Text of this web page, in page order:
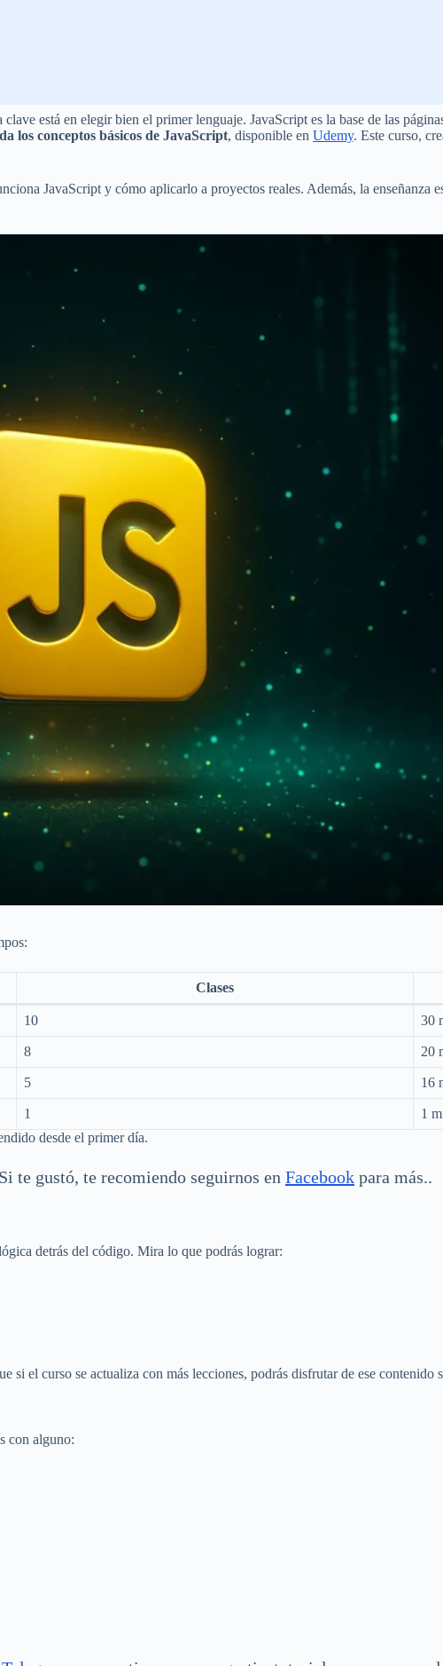
está en elegir bien el primer lenguaje. JavaScript es la base de las
los conceptos básicos de JavaScript, disponible en Udemy. Este curso,
JavaScript y cómo aplicarlo a proyectos reales. Además, la enseñanza
Clases
10 30
8 20
5 16
1
1
desde el primer día.
Si te gustó, te recomiendo seguirnos en Facebook para más..
detrás del código. Mira lo que podrás lograr:
si el curso se actualiza con más lecciones, podrás disfrutar de ese contenido
con alguno: